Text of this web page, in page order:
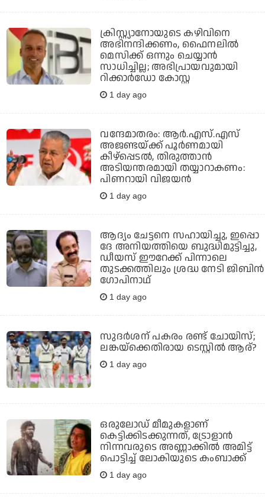
ക്രിസ്റ്റ്യാനോയുടെ കഴിവിനെ
അഭിനന്ദിക്കണം, ഫൈനലില്‍
മെസിക്ക് ഒന്നും ചെയ്യാന്‍
സാധിച്ചില്ല; അഭിപ്രായവുമായി
റിക്കാര്‍ഡോ കോസ്റ്റ
1 day ago
വന്ദേമാതരം: ആര്‍.എസ്.എസ്
അജണ്ടയ്ക്ക് പൂര്‍ണമായി
കീഴ്‌പ്പെടല്‍, തിരുത്താന്‍
അടിയന്തരമായി തയ്യാറാകണം:
പിണറായി വിജയന്‍
1 day ago
ആദ്യം ചേട്ടനെ സഹായിച്ചു, ഇപ്പൊ
ദേ അനിയത്തിയെ ബുദ്ധിമുട്ടിച്ചു,
ഡീയസ് ഈറേക്ക് പിന്നാലെ
തുടക്കത്തിലും ശ്രദ്ധ നേടി ജിബിന്‍
ഗോപിനാഥ്
1 day ago
സുദര്‍ശന് പകരം രണ്ട് ചോയിസ്;
ലങ്കയ്‌ക്കെതിരായ ടെസ്റ്റില്‍ ആര്?
1 day ago
ഒരുലോഡ് മീമുകളാണ്
കെട്ടിക്കിടക്കുന്നത്, ട്രോളാന്‍
നിന്നവരുടെ അണ്ണാക്കില്‍ അമിട്ട്
പൊട്ടിച്ച് ലോകിയുടെ കംബാക്ക്
1 day ago